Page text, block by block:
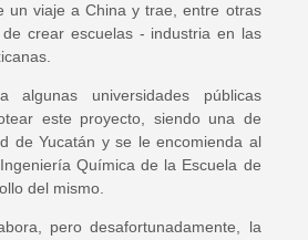
un viaje a China y trae, entre otras
crear escuelas - industria en las
algunas universidades públicas
este proyecto, siendo una de
de Yucatán y se le encomienda al
Química de la Escuela de
del mismo.
pero desafortunadamente, la